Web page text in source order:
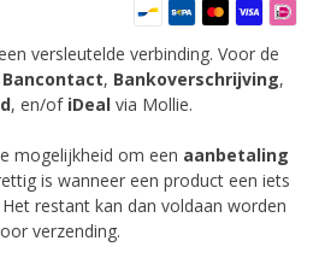
versleutelde verbinding. Voor de
Bancontact, Bankoverschrijving,
, en/of iDeal via Mollie.
mogelijkheid om een aanbetaling
is wanneer een product een iets
restant kan dan voldaan worden
verzending.